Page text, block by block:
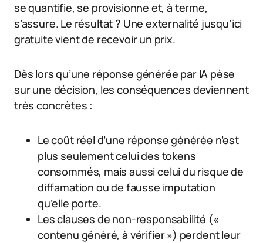
se quantifie, se provisionne et, à terme,
s’assure. Le résultat ? Une externalité jusqu’ici
gratuite vient de recevoir un prix.
Dès lors qu’une réponse générée par IA pèse
sur une décision, les conséquences deviennent
très concrètes :
Le coût réel d’une réponse générée n’est
plus seulement celui des tokens
consommés, mais aussi celui du risque de
diffamation ou de fausse imputation
qu’elle porte.
Les clauses de non-responsabilité («
contenu généré, à vérifier ») perdent leur